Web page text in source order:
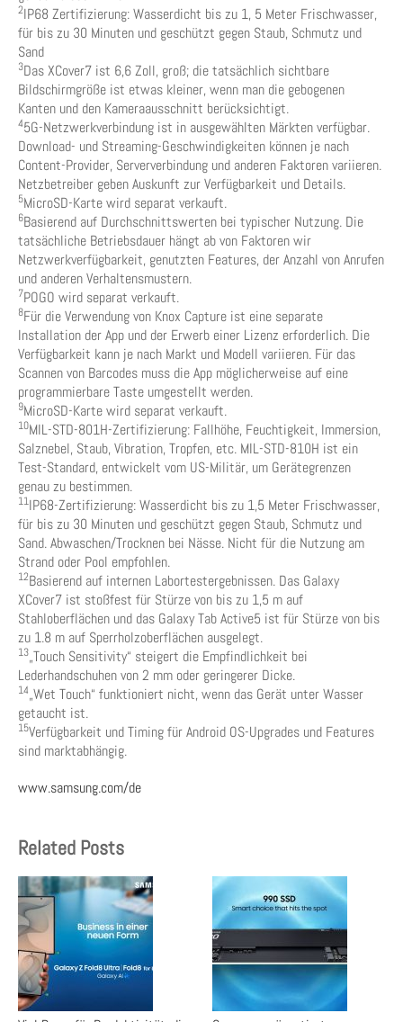
2IP68 Zertifizierung: Wasserdicht bis zu 1, 5 Meter Frischwasser,
für bis zu 30 Minuten und geschützt gegen Staub, Schmutz und
Sand
3Das XCover7 ist 6,6 Zoll, groß; die tatsächlich sichtbare
Bildschirmgröße ist etwas kleiner, wenn man die gebogenen
Kanten und den Kameraausschnitt berücksichtigt.
45G-Netzwerkverbindung ist in ausgewählten Märkten verfügbar.
Download- und Streaming-Geschwindigkeiten können je nach
Content-Provider, Serververbindung und anderen Faktoren variieren.
Netzbetreiber geben Auskunft zur Verfügbarkeit und Details.
5MicroSD-Karte wird separat verkauft.
6Basierend auf Durchschnittswerten bei typischer Nutzung. Die
tatsächliche Betriebsdauer hängt ab von Faktoren wir
Netzwerkverfügbarkeit, genutzten Features, der Anzahl von Anrufen
und anderen Verhaltensmustern.
7POGO wird separat verkauft.
8Für die Verwendung von Knox Capture ist eine separate
Installation der App und der Erwerb einer Lizenz erforderlich. Die
Verfügbarkeit kann je nach Markt und Modell variieren. Für das
Scannen von Barcodes muss die App möglicherweise auf eine
programmierbare Taste umgestellt werden.
9MicroSD-Karte wird separat verkauft.
10MIL-STD-801H-Zertifizierung: Fallhöhe, Feuchtigkeit, Immersion,
Salznebel, Staub, Vibration, Tropfen, etc. MIL-STD-810H ist ein
Test-Standard, entwickelt vom US-Militär, um Gerätegrenzen
genau zu bestimmen.
11IP68-Zertifizierung: Wasserdicht bis zu 1,5 Meter Frischwasser,
für bis zu 30 Minuten und geschützt gegen Staub, Schmutz und
Sand. Abwaschen/Trocknen bei Nässe. Nicht für die Nutzung am
Strand oder Pool empfohlen.
12Basierend auf internen Labortestergebnissen. Das Galaxy
XCover7 ist stoßfest für Stürze von bis zu 1,5 m auf
Stahloberflächen und das Galaxy Tab Active5 ist für Stürze von bis
zu 1.8 m auf Sperrholzoberflächen ausgelegt.
13„Touch Sensitivity“ steigert die Empfindlichkeit bei
Lederhandschuhen von 2 mm oder geringerer Dicke.
14„Wet Touch“ funktioniert nicht, wenn das Gerät unter Wasser
getaucht ist.
15Verfügbarkeit und Timing für Android OS-Upgrades und Features
sind marktabhängig.
www.samsung.com/de
Related Posts